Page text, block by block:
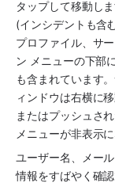
タップして移動し
(インシデントも含
プロファイル、サ
ン メニューの下部
も含まれています
ィンドウは右横に
またはプッシュさ
メニューが非表示に
ユーザー名、メー
情報をすばやく確